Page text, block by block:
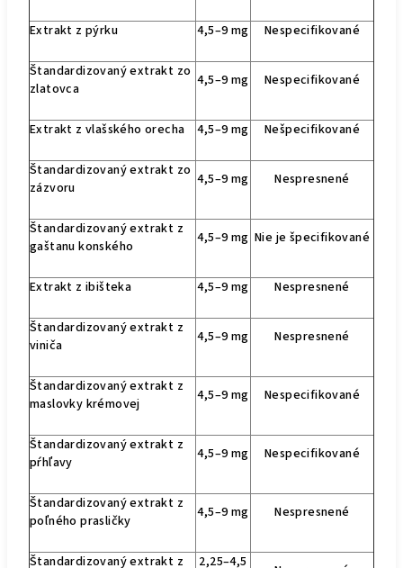
Extrakt z pýrku 4,5–9 mg Nespecifikované
Štandardizovaný extrakt zo
zlatovca
4,5–9 mg Nespecifikované
Extrakt z vlašského orecha 4,5–9 mg Nešpecifikované
Štandardizovaný extrakt zo
zázvoru
4,5–9 mg Nespresnené
Štandardizovaný extrakt z
gaštanu konského
4,5–9 mg Nie je špecifikované
Extrakt z ibišteka 4,5–9 mg Nespresnené
Štandardizovaný extrakt z
viniča
4,5–9 mg Nespresnené
Štandardizovaný extrakt z
maslovky krémovej
4,5–9 mg Nespecifikované
Štandardizovaný extrakt z
pŕhľavy
4,5–9 mg Nespecifikované
Štandardizovaný extrakt z
poľného prasličky
4,5–9 mg Nespresnené
Štandardizovaný extrakt z 2,25–4,5